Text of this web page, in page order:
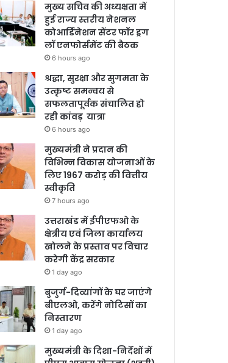
मुख्य सचिव की अध्यक्षता में
हुई राज्य स्तरीय नेशनल
कोआर्डिनेशन सेंटर फॉर ड्रग
लॉ एनफोर्समेंट की बैठक
6 hours ago
श्रद्धा, सुरक्षा और सुगमता के
उत्कृष्ट समन्वय से
सफलतापूर्वक संचालित हो
रही कांवड़ यात्रा
6 hours ago
मुख्यमंत्री ने प्रदान की
विभिन्न विकास योजनाओं के
लिए 1967 करोड़ की वित्तीय
स्वीकृति
7 hours ago
उत्तराखंड में ईपीएफओ के
क्षेत्रीय एवं जिला कार्यालय
खोलने के प्रस्ताव पर विचार
करेगी केंद्र सरकार
1 day ago
बुजुर्ग-दिव्यांगों के घर जाएंगे
बीएलओ, करेंगे नोटिसों का
निस्तारण
1 day ago
मुख्यमंत्री के दिशा-निर्देशों में